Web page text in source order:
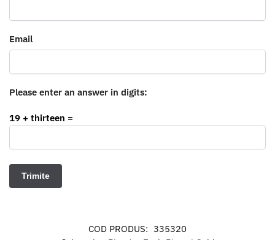
Email
Please enter an answer in digits:
19 + thirteen =
COD PRODUS: 335320